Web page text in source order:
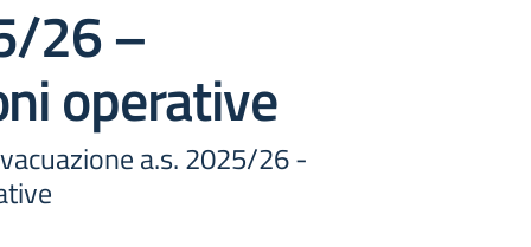
26 –
operative
a.s. 2025/26 -